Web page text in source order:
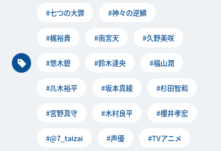
#七つの大罪 #神々の逆鱗
#梶裕貴 #雨宮天 #久野美咲
#悠木碧 #鈴木達央 #福山潤
#髙木裕平 #坂本真綾 #杉田智和
#宮野真守 #木村良平 #櫻井孝宏
#@7_taizai #声優 #TVアニメ